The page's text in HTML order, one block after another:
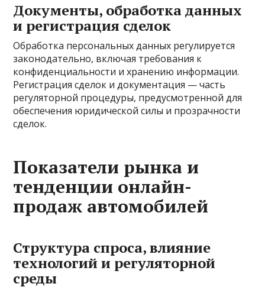
Документы, обработка данных
и регистрация сделок
Обработка персональных данных регулируется
законодательно, включая требования к
конфиденциальности и хранению информации.
Регистрация сделок и документация — часть
регуляторной процедуры, предусмотренной для
обеспечения юридической силы и прозрачности
сделок.
Показатели рынка и
тенденции онлайн-
продаж автомобилей
Структура спроса, влияние
технологий и регуляторной
среды